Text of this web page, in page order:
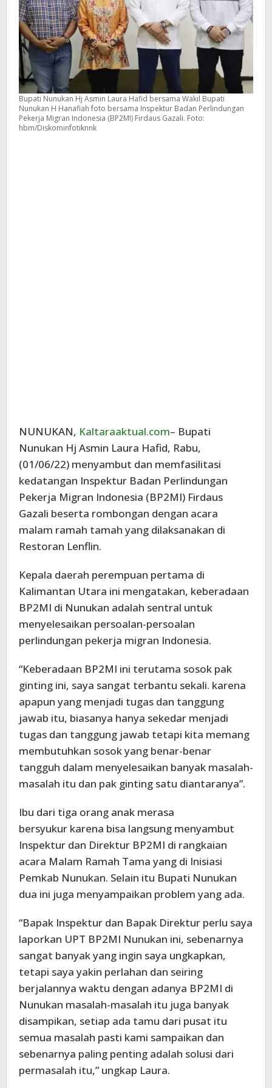
Bupati Nunukan Hj Asmin Laura Hafid bersama Wakil Bupati
Nunukan H Hanafiah foto bersama Inspektur Badan Perlindungan
Pekerja Migran Indonesia (BP2MI) Firdaus Gazali. Foto:
hbm/Diskominfotiknnk
NUNUKAN, Kaltaraaktual.com– Bupati
Nunukan Hj Asmin Laura Hafid, Rabu,
(01/06/22) menyambut dan memfasilitasi
kedatangan Inspektur Badan Perlindungan
Pekerja Migran Indonesia (BP2MI) Firdaus
Gazali beserta rombongan dengan acara
malam ramah tamah yang dilaksanakan di
Restoran Lenflin.
Kepala daerah perempuan pertama di
Kalimantan Utara ini mengatakan, keberadaan
BP2MI di Nunukan adalah sentral untuk
menyelesaikan persoalan-persoalan
perlindungan pekerja migran Indonesia.
“Keberadaan BP2MI ini terutama sosok pak
ginting ini, saya sangat terbantu sekali. karena
apapun yang menjadi tugas dan tanggung
jawab itu, biasanya hanya sekedar menjadi
tugas dan tanggung jawab tetapi kita memang
membutuhkan sosok yang benar-benar
tangguh dalam menyelesaikan banyak masalah-
masalah itu dan pak ginting satu diantaranya”.
Ibu dari tiga orang anak merasa
bersyukur karena bisa langsung menyambut
Inspektur dan Direktur BP2MI di rangkaian
acara Malam Ramah Tama yang di Inisiasi
Pemkab Nunukan. Selain itu Bupati Nunukan
dua ini juga menyampaikan problem yang ada.
“Bapak Inspektur dan Bapak Direktur perlu saya
laporkan UPT BP2MI Nunukan ini, sebenarnya
sangat banyak yang ingin saya ungkapkan,
tetapi saya yakin perlahan dan seiring
berjalannya waktu dengan adanya BP2MI di
Nunukan masalah-masalah itu juga banyak
disampikan, setiap ada tamu dari pusat itu
semua masalah pasti kami sampaikan dan
sebenarnya paling penting adalah solusi dari
permasalah itu,” ungkap Laura.